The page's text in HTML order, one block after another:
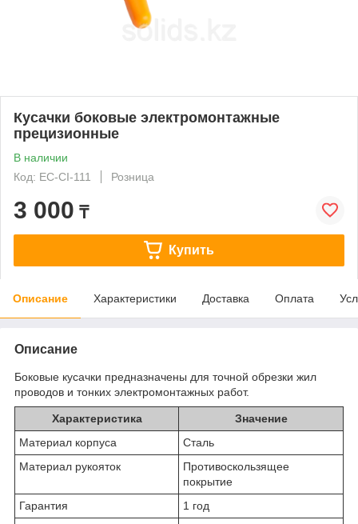
Кусачки боковые электромонтажные
прецизионные
В наличии
Код: EC-CI-111
Розница
3 000 ₸
Купить
Описание Характеристики Доставка Оплата
Описание
Боковые кусачки предназначены для точной обрезки жил
проводов и тонких электромонтажных работ.
Характеристика
Значение
Материал корпуса
Сталь
Материал рукояток
Противоскользящее
покрытие
Гарантия
1 год